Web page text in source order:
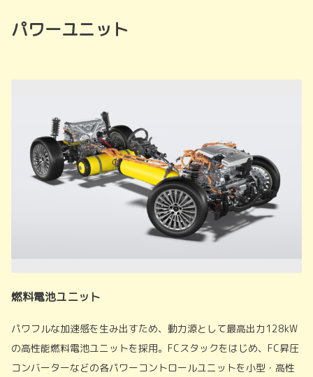
パワーユニット
燃料電池ユニット
パワフルな加速感を生み出すため、動力源として最高出力128kW
の高性能燃料電池ユニットを採用。FCスタックをはじめ、FC昇圧
コンバーターなどの各パワーコントロールユニットを小型・高性